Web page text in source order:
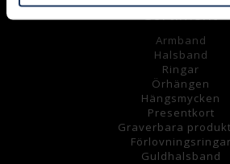
Sortiment
Armband
Halsband
Ringar
Örhängen
Hängsmycken
Presentkort
Graverbara
Förlovningsringar
Guldhalsband